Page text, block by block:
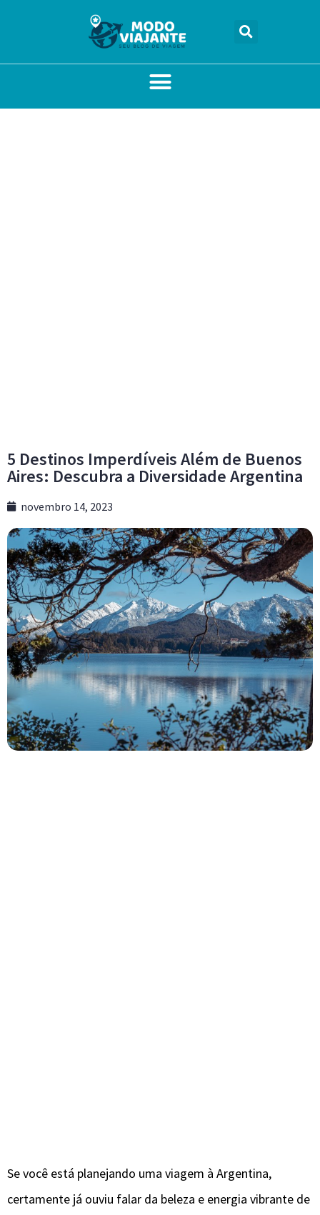
5 Destinos Imperdíveis Além de Buenos
Aires: Descubra a Diversidade Argentina
novembro 14, 2023
Se você está planejando uma viagem à Argentina,
certamente já ouviu falar da beleza e energia vibrante de